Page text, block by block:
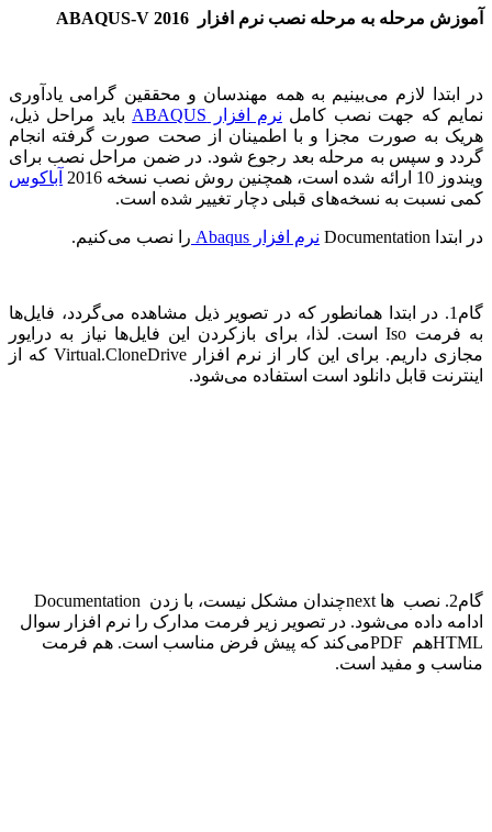
آموزش مرحله به مرحله نصب نرم افزار ABAQUS-V 2016
در ابتدا لازم می‌بینیم به همه مهندسان و محققین گرامی یادآوری
نمایم که جهت نصب کامل نرم افزار ABAQUS باید مراحل ذیل،
هریک به صورت مجزا و با اطمینان از صحت صورت گرفته انجام
گردد و سپس به مرحله بعد رجوع شود. در ضمن مراحل نصب برای
ویندوز 10 ارائه شده است، همچنین روش نصب نسخه 2016
آباکوس
کمی نسبت به نسخه‌های قبلی دچار تغییر شده است.
در ابتدا Documentation نرم افزار Abaqus را نصب می‌کنیم.
گام1. در ابتدا همانطور که در تصویر ذیل مشاهده می‌گردد، فایل‌ها
به فرمت Isoاست. لذا، برای بازکردن این فایل‌ها نیاز به درایور
مجازی داریم. برای این کار از نرم افزار Virtual.CloneDrive که از
اینترنت قابل دانلود است استفاده می‌شود.
گام2. نصب چندان مشکل نیست، با زدنnext ها
ادامه داده می‌شود. در تصویر زیر فرمت مدارک را نرم افزار سوال
می‌کند که پیش فرض مناسب است. هم فرمتPDF همHTML
مناسب و مفید است.